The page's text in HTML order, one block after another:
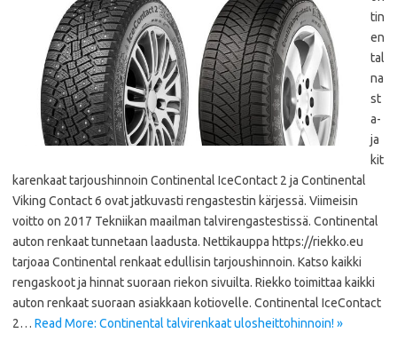
tin
en
tal
na
st
a-
ja
kit
karenkaat tarjoushinnoin Continental IceContact 2 ja Continental
Viking Contact 6 ovat jatkuvasti rengastestin kärjessä. Viimeisin
voitto on 2017 Tekniikan maailman talvirengastestissä. Continental
auton renkaat tunnetaan laadusta. Nettikauppa https://riekko.eu
tarjoaa Continental renkaat edullisin tarjoushinnoin. Katso kaikki
rengaskoot ja hinnat suoraan riekon sivuilta. Riekko toimittaa kaikki
auton renkaat suoraan asiakkaan kotiovelle. Continental IceContact
2… Read More: Continental talvirenkaat ulosheittohinnoin! »